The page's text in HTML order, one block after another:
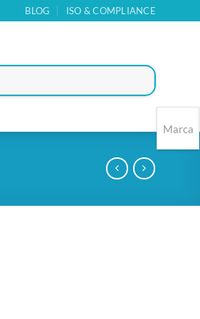
BLOG ISO & COMPLIANCE
Marca